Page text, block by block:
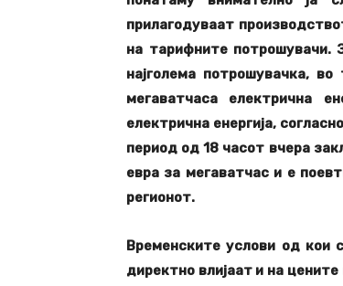
прилагодуваат
на тарифните потрошувачи.
најголема потрошувачка,
мегаватчаса електрична
електрична енергија,
период од 18 часот вчера
евра за мегаватчас и е
регионот.
Временските услови од кои
директно влијаат и на